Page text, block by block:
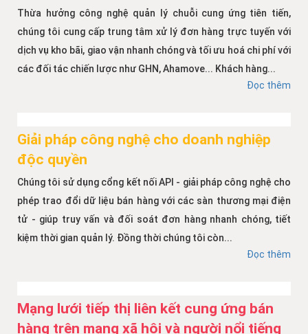
Thừa hưởng công nghệ quản lý chuỗi cung ứng tiên tiến,
chúng tôi cung cấp trung tâm xử lý đơn hàng trực tuyến với
dịch vụ kho bãi, giao vận nhanh chóng và tối ưu hoá chi phí với
các đối tác chiến lược như GHN, Ahamove... Khách hàng...
Đọc thêm
Giải pháp công nghệ cho doanh nghiệp
độc quyền
Chúng tôi sử dụng cổng kết nối API - giải pháp công nghệ cho
phép trao đổi dữ liệu bán hàng với các sàn thương mại điện
tử - giúp truy vấn và đối soát đơn hàng nhanh chóng, tiết
kiệm thời gian quản lý. Đồng thời chúng tôi còn...
Đọc thêm
Mạng lưới tiếp thị liên kết cung ứng bán
hàng trên mạng xã hội và người nổi tiếng